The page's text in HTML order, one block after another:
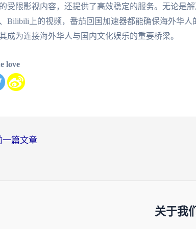
受限影视内容，还提供了高效稳定的服务。无论是
Bilibili上的视频，番茄回国加速器都能确保海外华
成为连接海外华人与国内文化娱乐的重要桥梁。
love
一篇文章
关于我们